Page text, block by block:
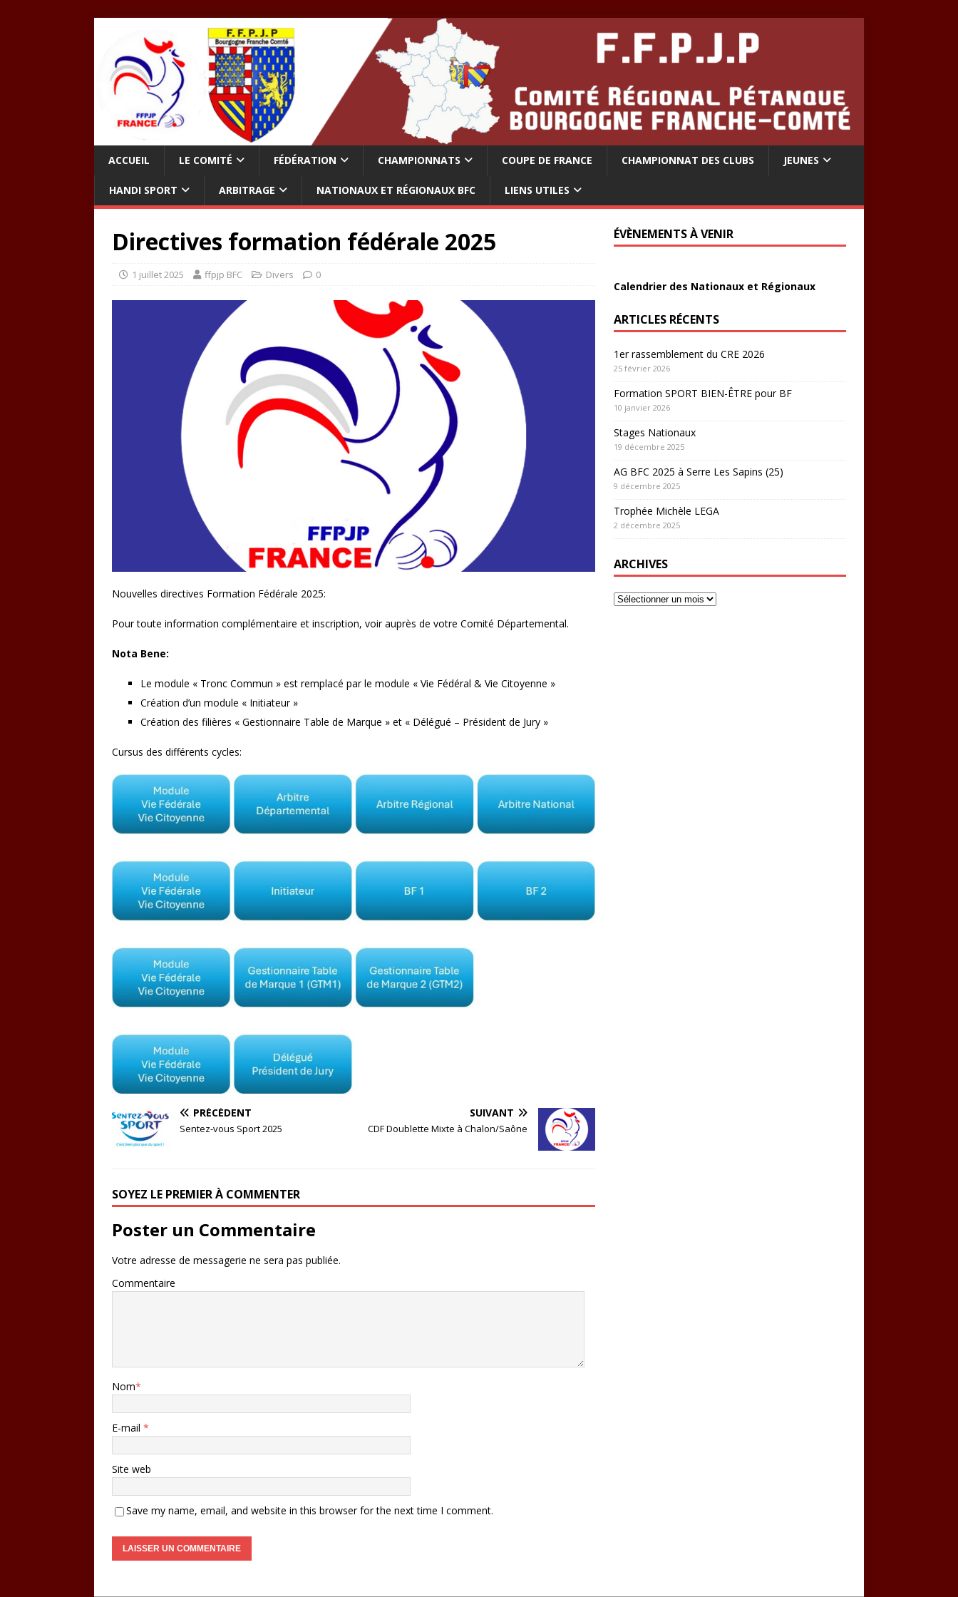
ACCUEIL LE COMITÉ FÉDÉRATION CHAMPIONNATS COUPE DE FRANCE CHAMPIONNAT DES CLUBS JEUNES
HANDI SPORT ARBITRAGE NATIONAUX ET RÉGIONAUX BFC LIENS UTILES
Directives formation fédérale 2025
1 juillet 2025 ffpjp BFC Divers 0
Nouvelles directives Formation Fédérale 2025:
Pour toute information complémentaire et inscription, voir auprès de votre Comité Départemental.
Nota Bene:
Le module « Tronc Commun » est remplacé par le module « Vie Fédéral & Vie Citoyenne »
Création d’un module « Initiateur »
Création des filières « Gestionnaire Table de Marque » et « Délégué – Président de Jury »
Cursus des différents cycles:
PRÉCÉDENT
Sentez-vous Sport 2025
SUIVANT
CDF Doublette Mixte à Chalon/Saône
SOYEZ LE PREMIER À COMMENTER
Poster un Commentaire
Votre adresse de messagerie ne sera pas publiée.
Commentaire
Nom*
E-mail *
Site web
Save my name, email, and website in this browser for the next time I comment.
ÉVÈNEMENTS À VENIR
Calendrier des Nationaux et Régionaux
ARTICLES RÉCENTS
1er rassemblement du CRE 2026
25 février 2026
Formation SPORT BIEN-ÊTRE pour BF
10 janvier 2026
Stages Nationaux
19 décembre 2025
AG BFC 2025 à Serre Les Sapins (25)
9 décembre 2025
Trophée Michèle LEGA
2 décembre 2025
ARCHIVES